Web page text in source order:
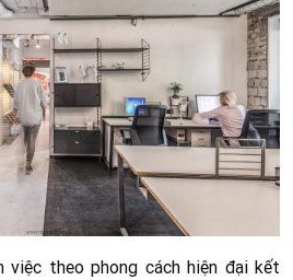
việc theo phong cách hiện đại kết